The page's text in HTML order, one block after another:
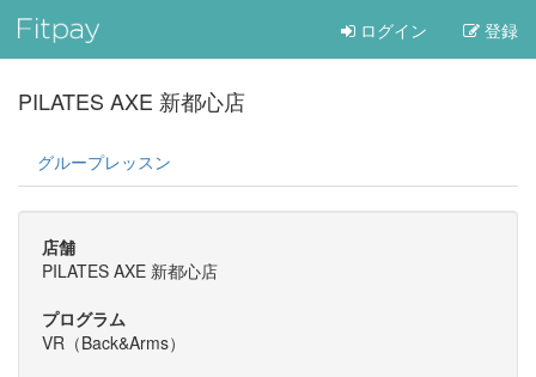
ログイン 登録
PILATES AXE 新都心店
グループレッスン
店舗
PILATES AXE 新都心店
プログラム
VR（Back&Arms）